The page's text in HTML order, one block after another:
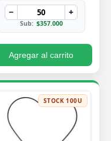
− +
Sub: $357.000
Agregar al carrito
STOCK 100U